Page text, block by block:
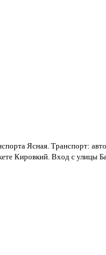
Ясная. Транспорт:
Кировкий. Вход с улицы